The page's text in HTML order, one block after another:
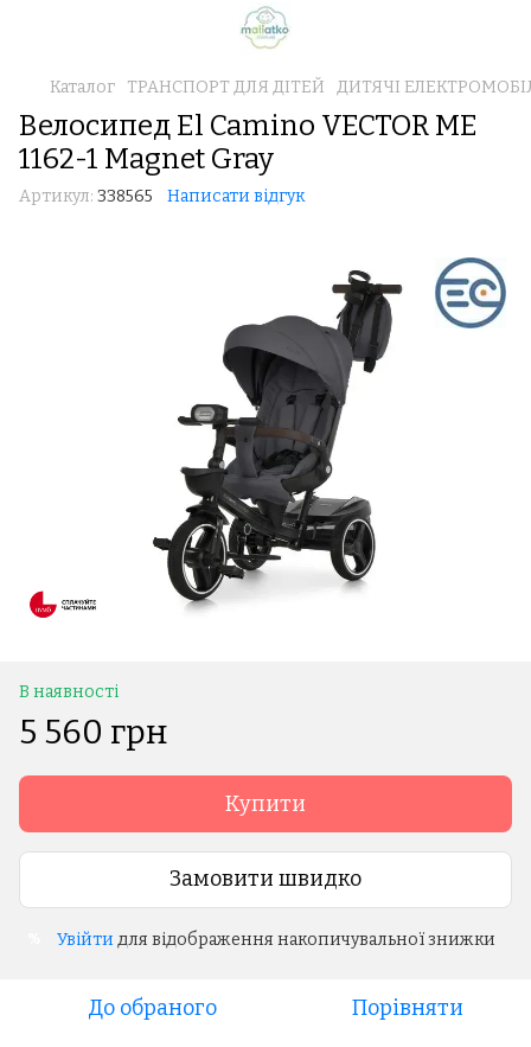
Каталог ТРАНСПОРТ ДЛЯ ДІТЕЙ ДИТЯЧІ
Велосипед El Camino VECTOR ME
1162-1 Magnet Gray
Артикул: 338565 Написати відгук
В наявності
5 560 грн
Купити
Замовити швидко
Увійти для відображення накопичувальної знижки
До обраного Порівняти